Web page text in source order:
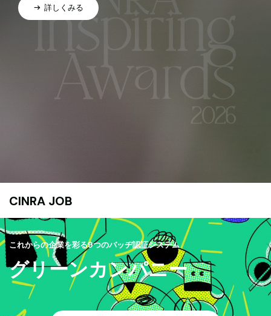
詳しくみる
CINRA JOB
これからの企業を彩る9つのバッヂ認証システム
グリーンカンパニー